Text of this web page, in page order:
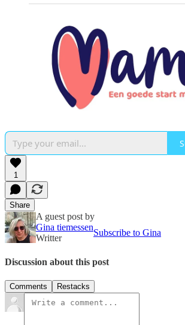
1
Share
A guest post by
Gina tiemessen
Writter
Subscribe to Gina
Discussion about this post
Comments Restacks